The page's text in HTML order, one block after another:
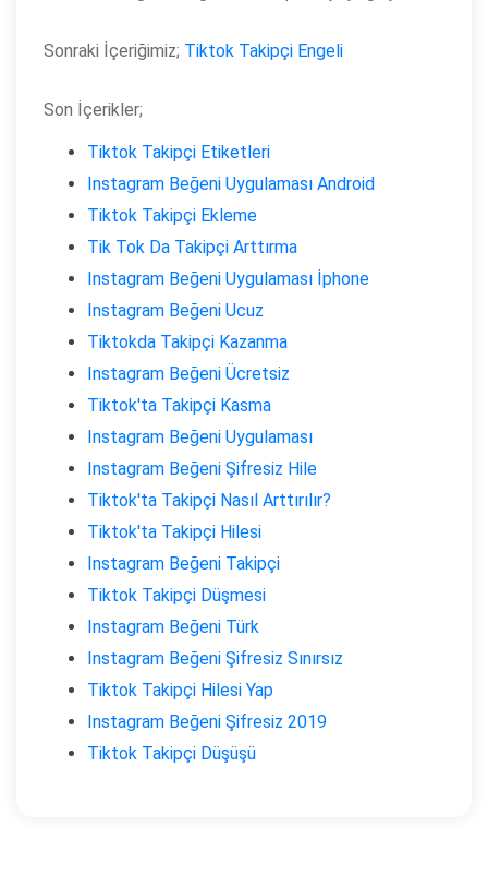
Sonraki İçeriğimiz; Tiktok Takipçi Engeli
Son İçerikler;
Tiktok Takipçi Etiketleri
Instagram Beğeni Uygulaması Android
Tiktok Takipçi Ekleme
Tik Tok Da Takipçi Arttırma
Instagram Beğeni Uygulaması İphone
Instagram Beğeni Ucuz
Tiktokda Takipçi Kazanma
Instagram Beğeni Ücretsiz
Tiktok'ta Takipçi Kasma
Instagram Beğeni Uygulaması
Instagram Beğeni Şifresiz Hile
Tiktok'ta Takipçi Nasıl Arttırılır?
Tiktok'ta Takipçi Hilesi
Instagram Beğeni Takipçi
Tiktok Takipçi Düşmesi
Instagram Beğeni Türk
Instagram Beğeni Şifresiz Sınırsız
Tiktok Takipçi Hilesi Yap
Instagram Beğeni Şifresiz 2019
Tiktok Takipçi Düşüşü